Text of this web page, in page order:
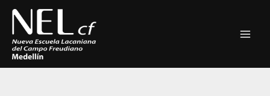
contenido